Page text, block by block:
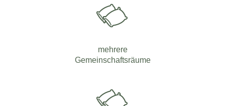
mehrere
Gemeinschaftsräume